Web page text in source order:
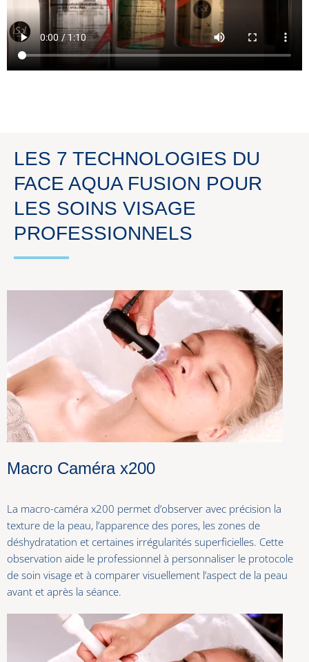
LES 7 TECHNOLOGIES DU
FACE AQUA FUSION POUR
LES SOINS VISAGE
PROFESSIONNELS
Macro Caméra x200
La macro-caméra x200 permet d’observer avec précision la
texture de la peau, l’apparence des pores, les zones de
déshydratation et certaines irrégularités superficielles. Cette
observation aide le professionnel à personnaliser le protocole
de soin visage et à comparer visuellement l’aspect de la peau
avant et après la séance.